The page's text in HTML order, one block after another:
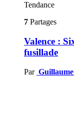
Tendance
7 Partages
Valence :
fusillade
Par